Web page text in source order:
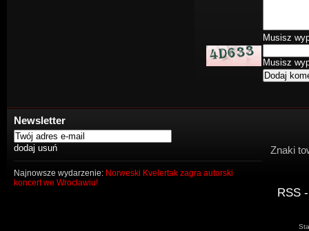
Musisz
Musisz
Newsletter
Najnowsze wydarzenie: Norweski Kvelertak zagra autorski
koncert we Wrocławiu!
Znaki
RSS